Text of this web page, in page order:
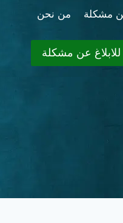
عن مشكلة من نحن
للابلاغ عن مشكلة